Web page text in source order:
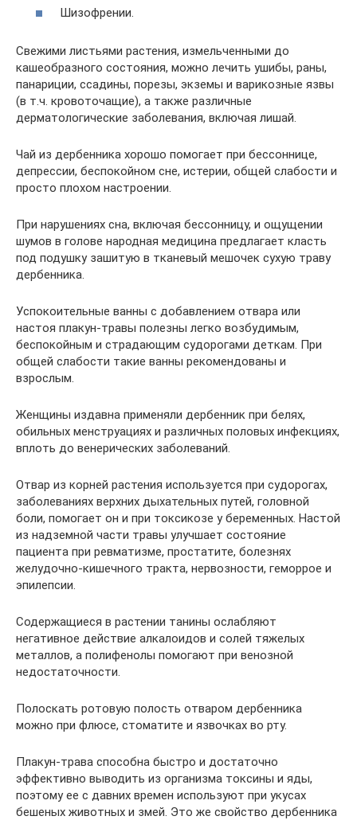
Шизофрении.
Свежими листьями растения, измельченными до
кашеобразного состояния, можно лечить ушибы, раны,
панариции, ссадины, порезы, экземы и варикозные язвы
(в т.ч. кровоточащие), а также различные
дерматологические заболевания, включая лишай.
Чай из дербенника хорошо помогает при бессоннице,
депрессии, беспокойном сне, истерии, общей слабости и
просто плохом настроении.
При нарушениях сна, включая бессонницу, и ощущении
шумов в голове народная медицина предлагает класть
под подушку зашитую в тканевый мешочек сухую траву
дербенника.
Успокоительные ванны с добавлением отвара или
настоя плакун-травы полезны легко возбудимым,
беспокойным и страдающим судорогами деткам. При
общей слабости такие ванны рекомендованы и
взрослым.
Женщины издавна применяли дербенник при белях,
обильных менструациях и различных половых инфекциях,
вплоть до венерических заболеваний.
Отвар из корней растения используется при судорогах,
заболеваниях верхних дыхательных путей, головной
боли, помогает он и при токсикозе у беременных. Настой
из надземной части травы улучшает состояние
пациента при ревматизме, простатите, болезнях
желудочно-кишечного тракта, нервозности, геморрое и
эпилепсии.
Содержащиеся в растении танины ослабляют
негативное действие алкалоидов и солей тяжелых
металлов, а полифенолы помогают при венозной
недостаточности.
Полоскать ротовую полость отваром дербенника
можно при флюсе, стоматите и язвочках во рту.
Плакун-трава способна быстро и достаточно
эффективно выводить из организма токсины и яды,
поэтому ее с давних времен используют при укусах
бешеных животных и змей. Это же свойство дербенника